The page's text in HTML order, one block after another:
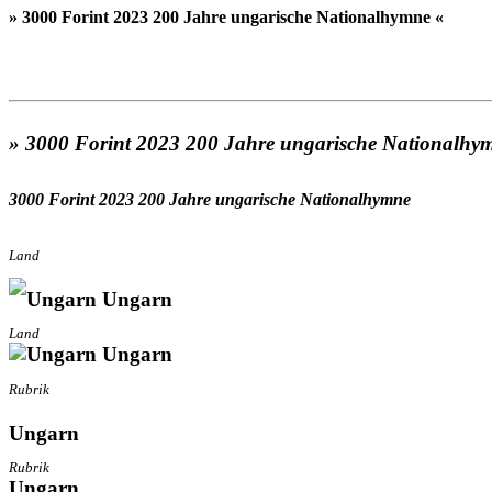
» 3000 Forint 2023 200 Jahre ungarische Nationalhymne «
» 3000 Forint 2023 200 Jahre ungarische
3000 Forint 2023 200 Jahre ungarische Nationalhymne
Land
Ungarn
Land
Ungarn
Rubrik
Ungarn
Rubrik